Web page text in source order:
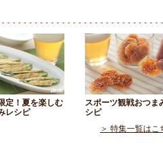
定！夏を楽しむ
レシピ
スポーツ観戦おつま
シピ
＞ 特集一覧はこ